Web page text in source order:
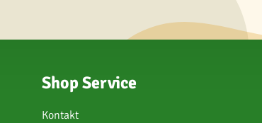
Shop Service
Kontakt